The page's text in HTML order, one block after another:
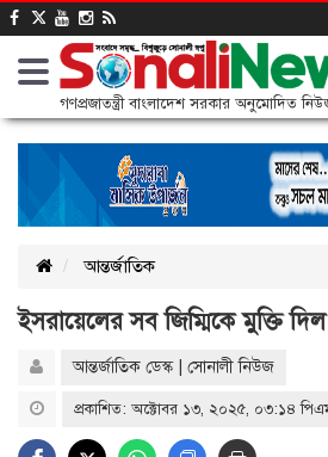
গণপ্রজাতন্ত্রী বাংলাদেশ সরকার অনুমোদিত
আন্তর্জাতিক
ইসরায়েলের সব জিম্মিকে মুক্তি
আন্তর্জাতিক ডেস্ক | সোনালী নিউজ
প্রকাশিত: অক্টোবর ১৩, ২০২৫, ০৩:১৪